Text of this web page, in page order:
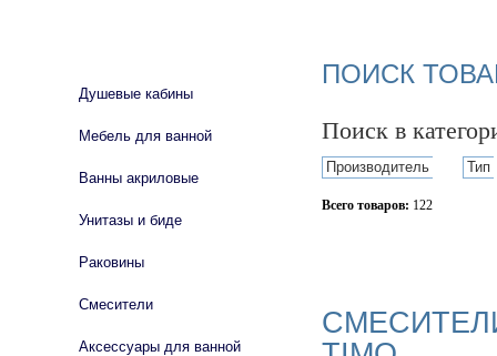
ПОИСК
Поиск в
Производитель Тип
Всего товаров: 122
Душевые кабины
Мебель для ванной
Ванны акриловые
Унитазы и биде
Раковины
Смесители
Аксессуары для ванной